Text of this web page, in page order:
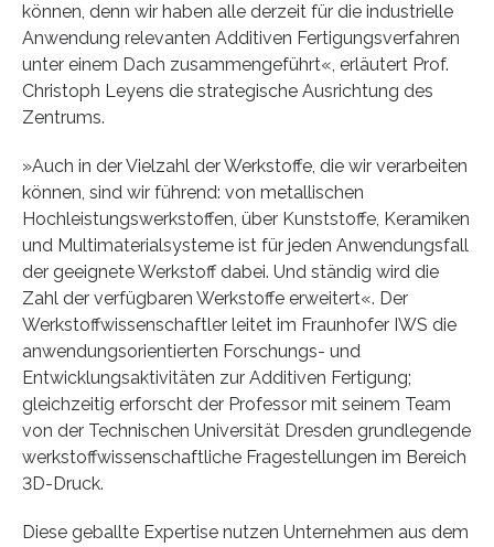
können, denn wir haben alle derzeit für die industrielle
Anwendung relevanten Additiven Fertigungsverfahren
unter einem Dach zusammengeführt«, erläutert Prof.
Christoph Leyens die strategische Ausrichtung des
Zentrums.
»Auch in der Vielzahl der Werkstoffe, die wir verarbeiten
können, sind wir führend: von metallischen
Hochleistungswerkstoffen, über Kunststoffe, Keramiken
und Multimaterialsysteme ist für jeden Anwendungsfall
der geeignete Werkstoff dabei. Und ständig wird die
Zahl der verfügbaren Werkstoffe erweitert«. Der
Werkstoffwissenschaftler leitet im Fraunhofer IWS die
anwendungsorientierten Forschungs- und
Entwicklungsaktivitäten zur Additiven Fertigung;
gleichzeitig erforscht der Professor mit seinem Team
von der Technischen Universität Dresden grundlegende
werkstoffwissenschaftliche Fragestellungen im Bereich
3D-Druck.
Diese geballte Expertise nutzen Unternehmen aus dem